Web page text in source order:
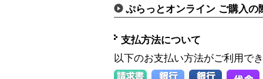
ぷらっとオンライン ご購入の
支払方法について
以下のお支払い方法がご利用で